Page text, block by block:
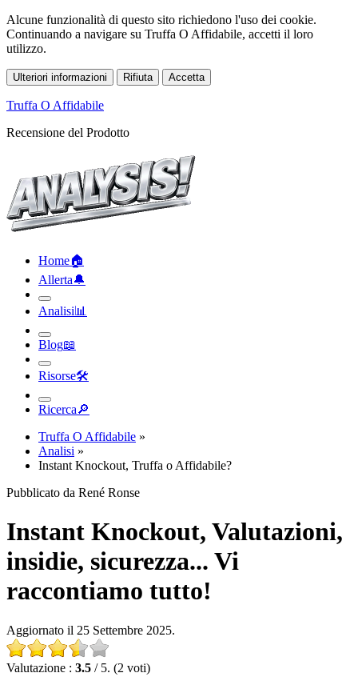
Alcune funzionalità di questo sito richiedono l'uso dei cookie.
Continuando a navigare su Truffa O Affidabile, accetti il loro
utilizzo.
Ulteriori informazioni Rifiuta Accetta
Truffa O Affidabile
Recensione del Prodotto
Home🏠︎
Allerta🔔︎
Analisi📊︎
Blog📖︎
Risorse🛠︎
Ricerca🔎︎
Truffa O Affidabile »
Analisi »
Instant Knockout, Truffa o Affidabile?
Pubblicato da René Ronse
Instant Knockout, Valutazioni,
insidie, sicurezza... Vi
raccontiamo tutto!
Aggiornato il 25 Settembre 2025.
Valutazione : 3.5 / 5. (2 voti)